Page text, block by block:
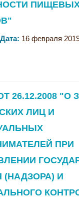
Дата: 16 февраля
26.12.2008 "О
ЛИЦ И
ПРИ
(НАДЗОРА) И